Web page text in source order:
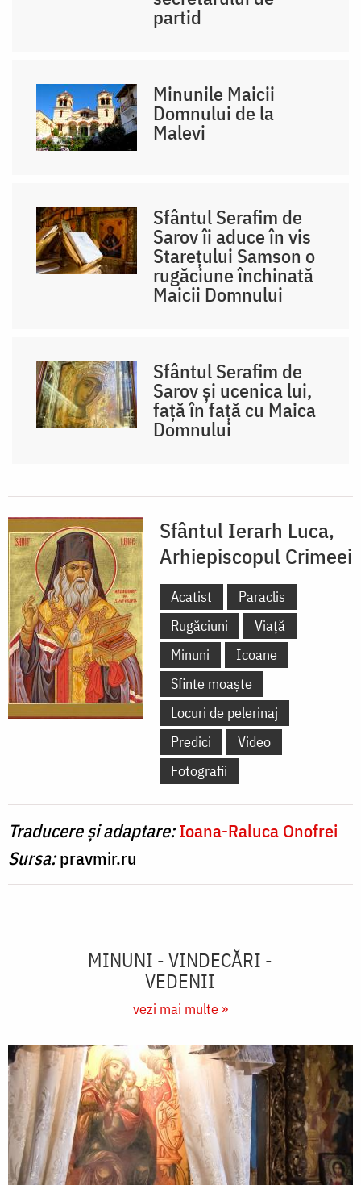
partid
Minunile Maicii
Domnului de la
Malevi
Sfântul Serafim de
Sarov îi aduce în vis
Starețului Samson o
rugăciune închinată
Maicii Domnului
Sfântul Serafim de
Sarov și ucenica lui,
față în față cu Maica
Domnului
Sfântul Ierarh Luca,
Arhiepiscopul Crimeei
Acatist
Paraclis
Rugăciuni
Viață
Minuni
Icoane
Sfinte moaște
Locuri de pelerinaj
Predici
Video
Fotografii
Traducere și adaptare:Ioana-Raluca Onofrei
Sursa:pravmir.ru
MINUNI - VINDECĂRI -
VEDENII
vezi mai multe »